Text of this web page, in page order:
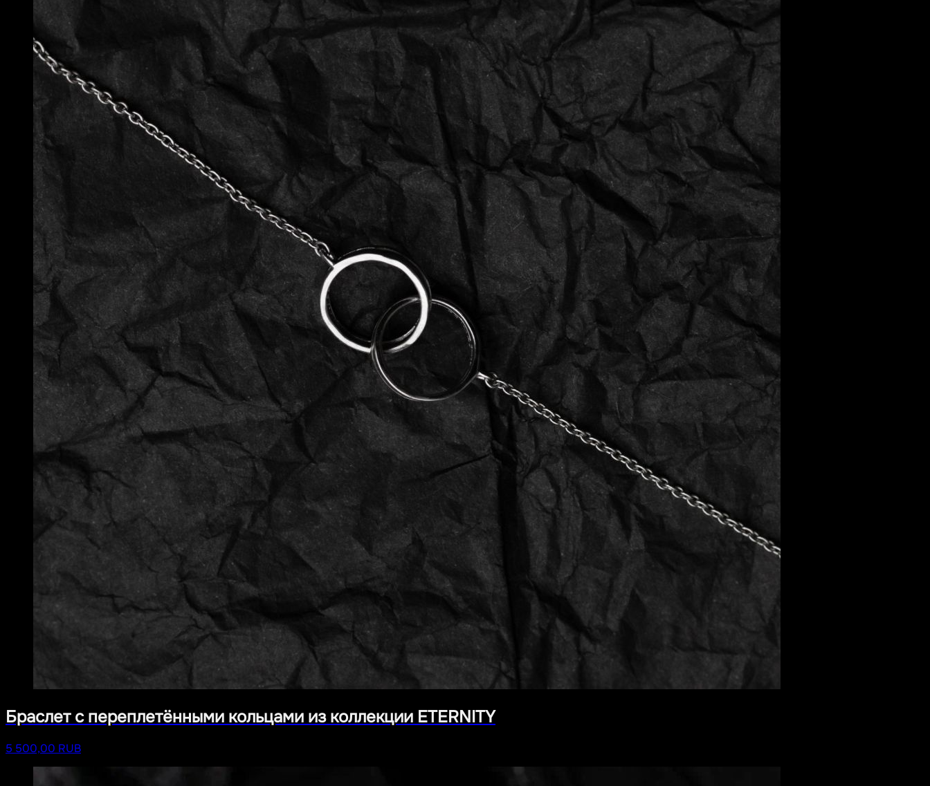
Браслет с переплетёнными кольцами из коллекции ETERNITY
5 500,00 RUB